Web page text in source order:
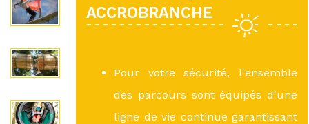
ACCROBRANCHE
Pour votre sécurité, l'ensemble
des parcours sont équipés d'une
ligne de vie continue garantissant